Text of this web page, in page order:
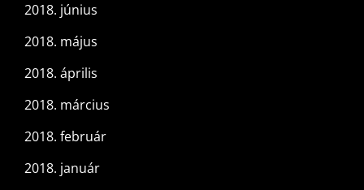
2018. június
2018. május
2018. április
2018. március
2018. február
2018. január